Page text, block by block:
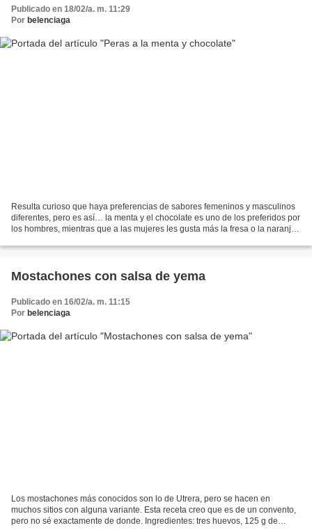
Publicado en 18/02/a. m. 11:29
Por belenciaga
Resulta curioso que haya preferencias de sabores femeninos y masculinos
diferentes, pero es así… la menta y el chocolate es uno de los preferidos por
los hombres, mientras que a las mujeres les gusta más la fresa o la naranja
Mostachones con salsa de yema
Publicado en 16/02/a. m. 11:15
Por belenciaga
Los mostachones más conocidos son lo de Utrera, pero se hacen en
muchos sitios con alguna variante. Esta receta creo que es de un convento,
pero no sé exactamente de donde. Ingredientes: tres huevos, 125 g de